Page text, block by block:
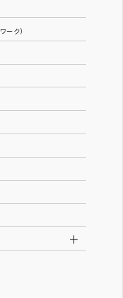
ーク）